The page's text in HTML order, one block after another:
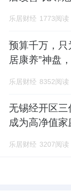
乐居财经 1773阅读
预算千万，只
居康养”神盘
乐居财经 8352阅读
无锡经开区
成为高净值家
乐居财经 3207阅读